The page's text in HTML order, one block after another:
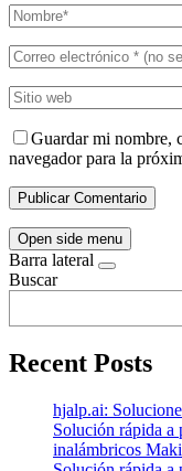
Guardar mi nombre,
navegador para la
Open side menu
Barra lateral
Buscar
Recent Posts
hjalp.ai:
Solución rápida a
inalámbricos